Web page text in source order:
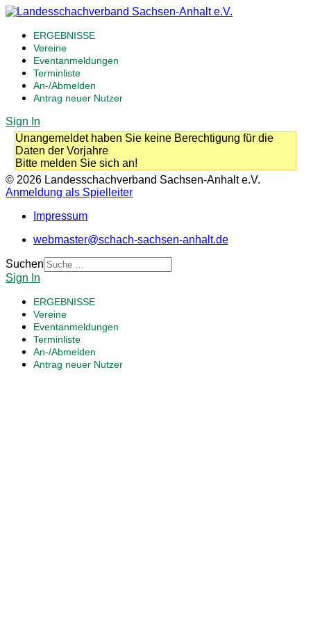
ERGEBNISSE
Vereine
Eventanmeldungen
Terminliste
An-/Abmelden
Antrag neuer Nutzer
Sign In
Unangemeldet haben Sie keine Berechtigung für die
Daten der Vorjahre
Bitte melden Sie sich an!
© 2026 Landesschachverband Sachsen-Anhalt e.V.
Anmeldung als Spielleiter
Impressum
webmaster@schach-sachsen-anhalt.de
Suchen
Sign In
ERGEBNISSE
Vereine
Eventanmeldungen
Terminliste
An-/Abmelden
Antrag neuer Nutzer